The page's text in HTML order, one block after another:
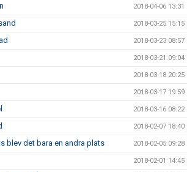
2018-04-06 13:31
2018-03-25 15:15
2018-03-23 08:57
2018-03-21 09:04
2018-03-18 20:25
2018-03-17 19:59
2018-03-16 08:22
2018-02-07 18:40
blev det bara en andra plats 2018-02-05 09:28
2018-02-01 14:45